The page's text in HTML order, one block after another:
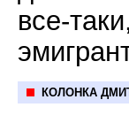
все-
КОЛОНКА